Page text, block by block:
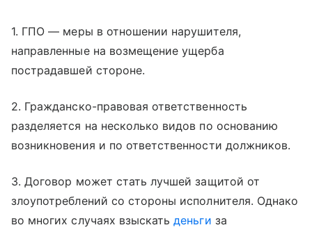
1. ГПО — меры в отношении нарушителя,
направленные на возмещение ущерба
пострадавшей стороне.
2. Гражданско-правовая ответственность
разделяется на несколько видов по основанию
возникновения и по ответственности должников.
3. Договор может стать лучшей защитой от
злоупотреблений со стороны исполнителя. Однако
во многих случаях взыскатьденьги за